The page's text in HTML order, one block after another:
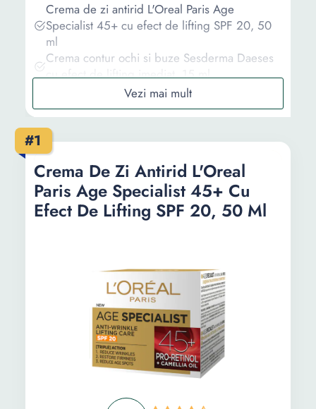
#1
Crema De Zi Antirid L'Oreal
Paris Age Specialist 45+ Cu
Efect De Lifting SPF 20, 50 Ml
Crema de zi antirid L'Oreal Paris Age
Specialist 45+ cu efect de lifting SPF 20, 50
ml
Crema contur ochi si buze Sesderma Daeses
cu efect de lifting imediat, 15 ml
Crema pentru fata Sesderma Daeses cu efect
de lifting imediat, 50 ml
Crema de zi tratament Olay Regenerist 3-Point
cu efect lifting si protectie solara +30 - 50ml
Crema lifting pentru ochi Anew, Avon, Efect
de netezire
Informații